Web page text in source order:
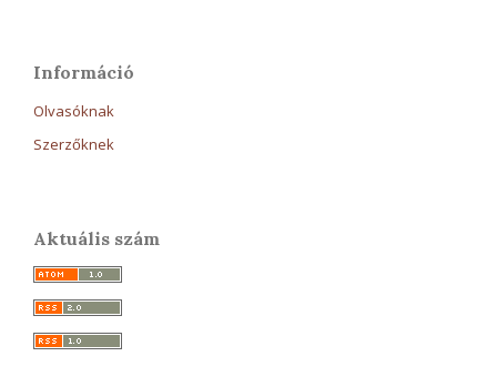
Információ
Olvasóknak
Szerzőknek
Aktuális szám